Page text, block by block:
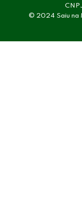
© 2024 Saiu na